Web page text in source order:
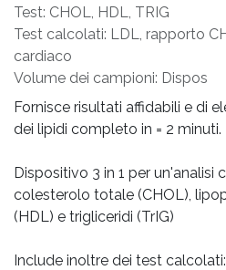
Test: CHOL, HDL, TRIG
Test calcolati: LDL, rapporto
cardiaco
Volume dei campioni: Dispos
Fornisce risultati affidabili e di
dei lipidi completo in = 2 minuti.
Dispositivo 3 in 1 per un'analisi
colesterolo totale (CHOL),
(HDL) e trigliceridi (TrIG)
Include inoltre dei test